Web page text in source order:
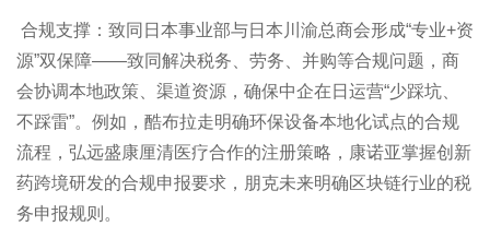
合规支撑：致同日本事业部与日本川渝总商会形成“专业+资
源”双保障——致同解决税务、劳务、并购等合规问题，商
会协调本地政策、渠道资源，确保中企在日运营“少踩坑、
不踩雷”。例如，酷布拉走明确环保设备本地化试点的合规
流程，弘远盛康厘清医疗合作的注册策略，康诺亚掌握创新
药跨境研发的合规申报要求，朋克未来明确区块链行业的税
务申报规则。